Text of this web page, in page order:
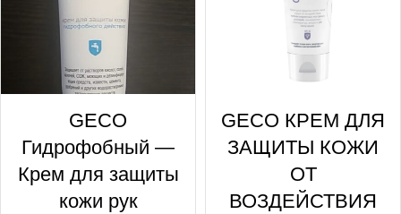
GECO
Гидрофобный —
Крем для защиты
кожи рук
GECO КРЕМ ДЛЯ
ЗАЩИТЫ КОЖИ
ОТ
ВОЗДЕЙСТВИЯ